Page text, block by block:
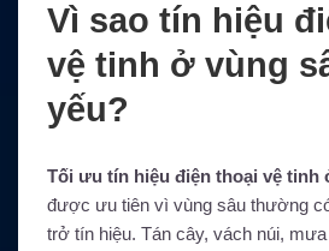
Vì sao tín hiệu
vệ tinh ở vùng
yếu?
Tối ưu tín hiệu điện thoại vệ tinh
được ưu tiên vì vùng sâu thường
trở tín hiệu. Tán cây, vách núi,